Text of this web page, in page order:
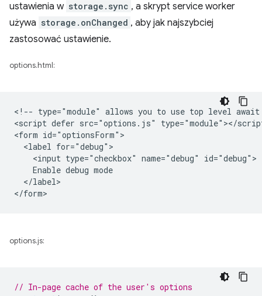
ustawienia w storage.sync , a skrypt service worker
używa storage.onChanged , aby jak najszybciej
zastosować ustawienie.
options.html:
<!-- type="module" allows you to use top level
<script defer src="options.js" type="module"></
<form id="optionsForm">
  <label for="debug">
    <input type="checkbox" name="debug" id="debug">
    Enable debug mode
  </label>
options.js:
// In-page cache of the user's options